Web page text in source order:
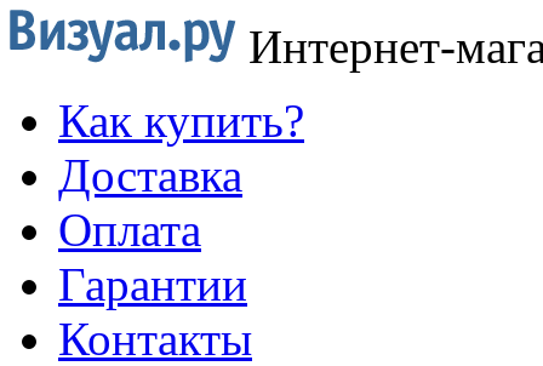
Интернет-
Как купить?
Доставка
Оплата
Гарантии
Контакты